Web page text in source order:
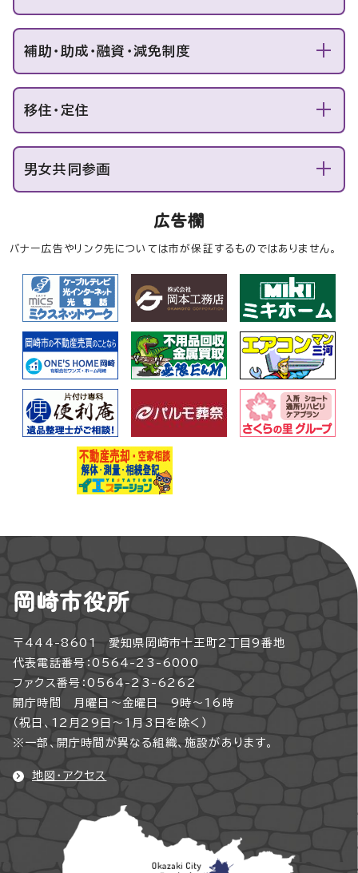
補助・助成・融資・減免制度
移住・定住
男女共同参画
広告欄
バナー広告やリンク先については市が保証するものではありません。
岡崎市役所
〒444-8601 愛知県岡崎市十王町2丁目9番地
代表電話番号：0564-23-6000
ファクス番号：0564-23-6262
開庁時間 月曜日～金曜日 9時～16時
（祝日、12月29日～1月3日を除く）
※一部、開庁時間が異なる組織、施設があります。
地図・アクセス